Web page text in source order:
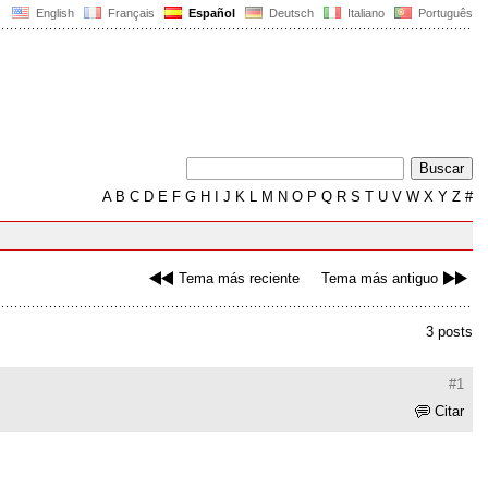
English Français Español Deutsch Italiano Português
AB C D E F G H J K L M N O P Q R S T U V W X Y Z #
Tema más reciente Tema más antiguo
3 posts
#1
Citar